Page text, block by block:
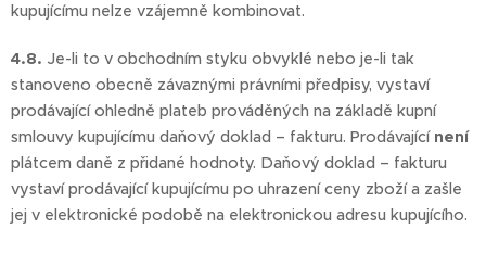
kupujícímu nelze vzájemně kombinovat.
4.8. Je-li to v obchodním styku obvyklé nebo je-li tak
stanoveno obecně závaznými právními předpisy, vystaví
prodávající ohledně plateb prováděných na základě kupní
smlouvy kupujícímu daňový doklad – fakturu. Prodávající není
plátcem daně z přidané hodnoty. Daňový doklad – fakturu
vystaví prodávající kupujícímu po uhrazení ceny zboží a zašle
jej v elektronické podobě na elektronickou adresu kupujícího.